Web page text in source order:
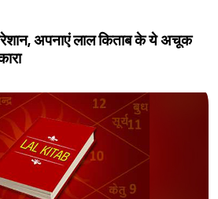
अपनाएं लाल किताब के ये अचूक